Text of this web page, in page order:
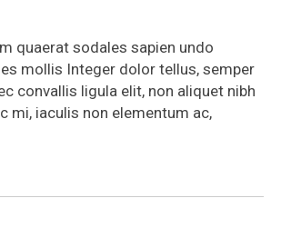
quaerat sodales sapien undo
mollis Integer dolor tellus, semper
convallis ligula elit, non aliquet nibh
mi, iaculis non elementum ac,